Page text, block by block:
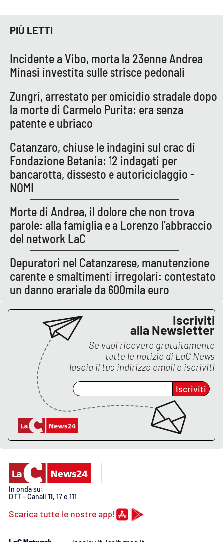
RUBRICHE
Good Morning Vietnam
Parchi Marini Calabria
Leggendo Alvaro insieme
Imprese Di Calabria
Le perfidie di Antonella Grippo
Venti di comunicazione
STREAMING
LaC TV
LaC Network
EDIZIONI
LOCALI
Catanzaro
Crotone
Vibo Valentia
Cosenza
PIÙ LETTI
Incidente a Vibo, morta la 23enne Andrea
Minasi investita sulle strisce pedonali
Zungri, arrestato per omicidio stradale dopo
la morte di Carmelo Purita: era senza
patente e ubriaco
Catanzaro, chiuse le indagini sul crac di
Fondazione Betania: 12 indagati per
bancarotta, dissesto e autoriciclaggio -
NOMI
Morte di Andrea, il dolore che non trova
parole: alla famiglia e a Lorenzo l’abbraccio
del network LaC
Depuratori nel Catanzarese, manutenzione
carente e smaltimenti irregolari: contestato
un danno erariale da 600mila euro
Iscriviti
alla Newsletter
Se vuoi ricevere gratuitamente
tutte le notizie di LaC News
lascia il tuo indirizzo email e iscriviti
Iscriviti
In onda su:
DTT - Canali 11, 17 e 111
Scarica tutte le nostre app!